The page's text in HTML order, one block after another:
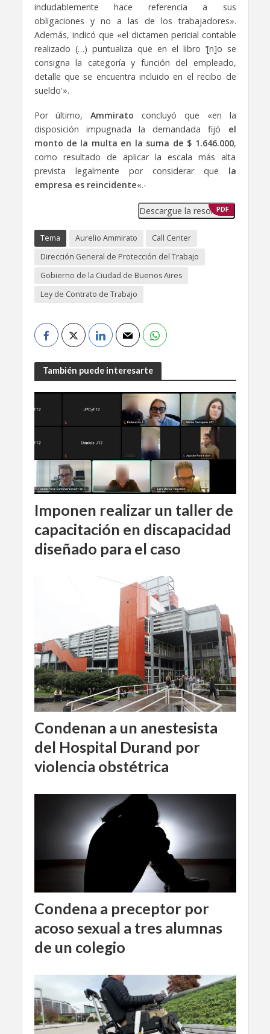
indudablemente hace referencia a sus
obligaciones y no a las de los trabajadores».
Además, indicó que «el dictamen pericial contable
realizado (…) puntualiza que en el libro ‘[n]o se
consigna la categoría y función del empleado,
detalle que se encuentra incluido en el recibo de
sueldo'».
Por último,Ammirato concluyó que «en la
disposición impugnada la demandada fijó el
monto de la multa en la suma de $ 1.646.000,
como resultado de aplicar la escala más alta
prevista legalmente por considerar que la
empresa es reincidente«.-
Descargue la resolución
PDF
Tema Aurelio Ammirato
Call Center
Dirección General de Protección del Trabajo
Gobierno de la Ciudad de Buenos Aires
Ley de Contrato de Trabajo
También puede interesarte
Imponen realizar un taller de
capacitación en discapacidad
diseñado para el caso
Condenan a un anestesista
del Hospital Durand por
violencia obstétrica
Condena a preceptor por
acoso sexual a tres alumnas
de un colegio